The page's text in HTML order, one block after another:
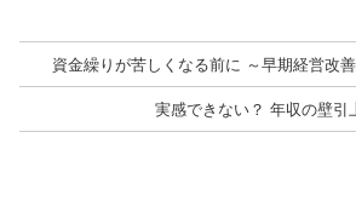
資金繰りが苦しくなる前に ～早期経営改
実感できない？ 年収の壁引